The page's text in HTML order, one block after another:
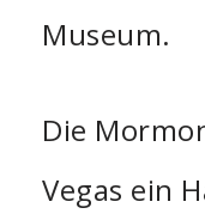
Museum.
Die
Vegas ein